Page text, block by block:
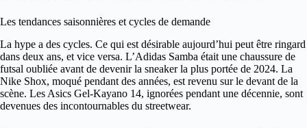
Les tendances saisonnières et cycles de demande
La hype a des cycles. Ce qui est désirable aujourd’hui peut être ringard
dans deux ans, et vice versa. L’Adidas Samba était une chaussure de
futsal oubliée avant de devenir la sneaker la plus portée de 2024. La
Nike Shox, moqué pendant des années, est revenu sur le devant de la
scène. Les Asics Gel-Kayano 14, ignorées pendant une décennie, sont
devenues des incontournables du streetwear.